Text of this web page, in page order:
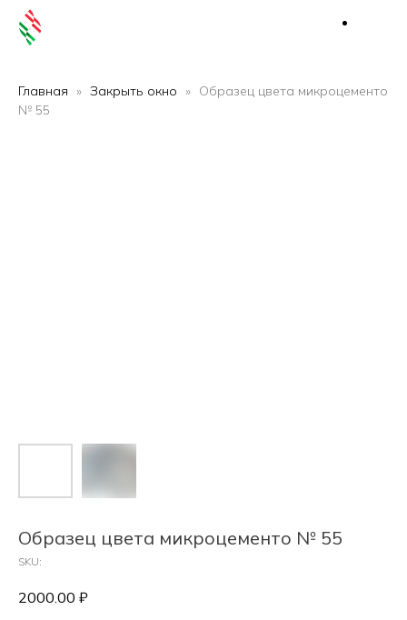
Главная Закрыть окно
Образец цвета микроцементо
№ 55
Образец цвета микроцементо № 55
SKU:
2000.00 ₽